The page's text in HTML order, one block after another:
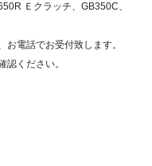
Ｅクラッチ、GB350C、
お電話でお受付致します。
ください。